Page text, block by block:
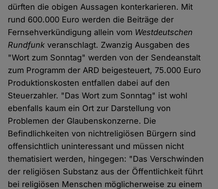
dürften die obigen Aussagen konterkarieren. Mit
rund 600.000 Euro werden die Beiträge der
Fernsehverkündigung allein vom Westdeutschen
Rundfunk veranschlagt. Zwanzig Ausgaben des
"Wort zum Sonntag" werden von der Sendeanstalt
zum Programm der ARD beigesteuert, 75.000 Euro
Produktionskosten entfallen dabei auf den
Steuerzahler. "Das Wort zum Sonntag" ist wohl
ebenfalls kaum ein Ort zur Darstellung von
Problemen der Glaubenskonzerne. Die
Befindlichkeiten von nichtreligiösen Bürgern sind
offensichtlich uninteressant und müssen nicht
thematisiert werden, hingegen: "Das Verschwinden
der religiösen Substanz aus der Öffentlichkeit führt
bei religiösen Menschen möglicherweise zu einem